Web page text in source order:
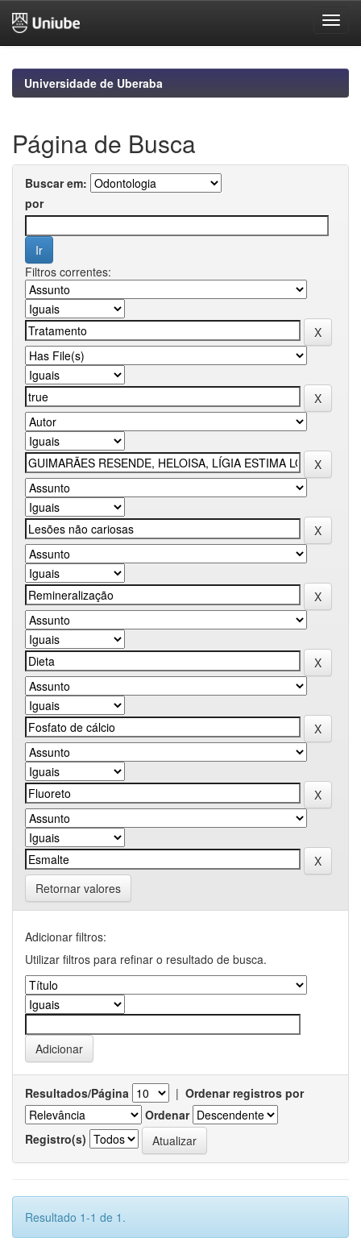
navigationUniversidade de Uberaba
Página de Busca
Buscar em:
por
Filtros correntes:
Retornar valores
Adicionar filtros:
Utilizar filtros para refinar o resultado de busca.
Resultados/Página | Ordenar registros por
Ordenar
Registro(s)
Resultado 1-1 de 1.